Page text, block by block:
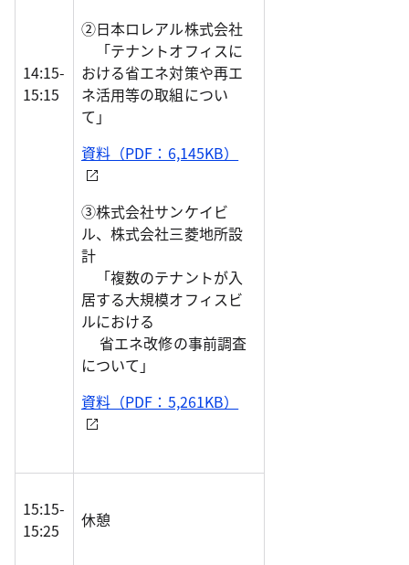
14:15-
15:15
②日本ロレアル株式会社
「テナントオフィスに
おける省エネ対策や再エ
ネ活用等の取組につい
て」
資料（PDF：6,145KB）
③株式会社サンケイビ
ル、株式会社三菱地所設
計
「複数のテナントが入
居する大規模オフィスビ
ルにおける
省エネ改修の事前調査
について」
資料（PDF：5,261KB）
15:15-
15:25
休憩